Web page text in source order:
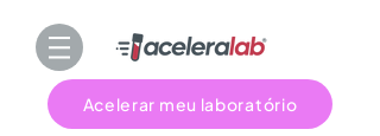
Acelerar meu laboratório